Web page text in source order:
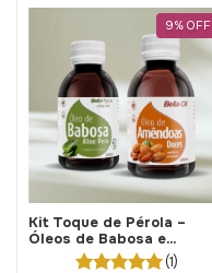
9% OFF
Kit Toque de Pérola –
Óleos de Babosa e
Amêndoas - BellaPhytus
(1)